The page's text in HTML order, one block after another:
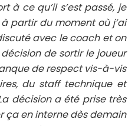
à ce qu’il s’est passé, je
partir du moment où j’ai
avec le coach et on
de sortir le joueur
de respect vis-à-vis
du staff technique et
décision a été prise très
ça en interne dès demain